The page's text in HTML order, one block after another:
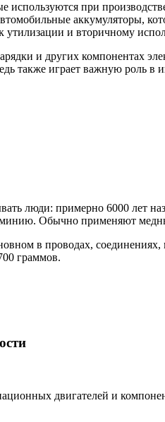
при
аккумуляторы,
и вторичному
и других компонентах
также играет важную роль в
люди: примерно 6000 лет
Обычно применяют
в проводах,
граммов.
двигателей и